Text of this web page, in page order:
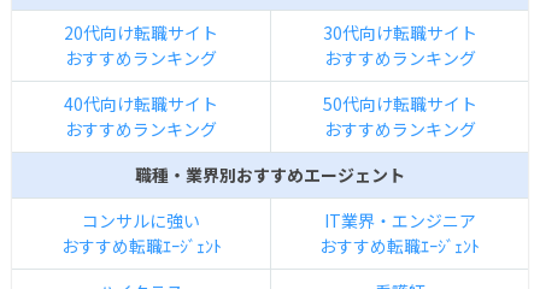
20代向け転職サイト
おすすめランキング
30代向け転職サイト
おすすめランキング
40代向け転職サイト
おすすめランキング
50代向け転職サイト
おすすめランキング
職種・業界別おすすめエージェント
コンサルに強い
おすすめ転職ｴｰｼﾞｪﾝﾄ
IT業界・エンジニア
おすすめ転職ｴｰｼﾞｪﾝﾄ